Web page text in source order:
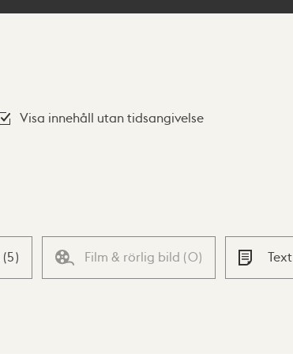
Visa innehåll utan tidsangivelse
(5) Film & rörlig bild (0) Text